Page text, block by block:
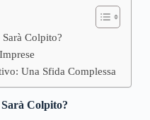
Colpito?
Una Sfida Complessa
Colpito?